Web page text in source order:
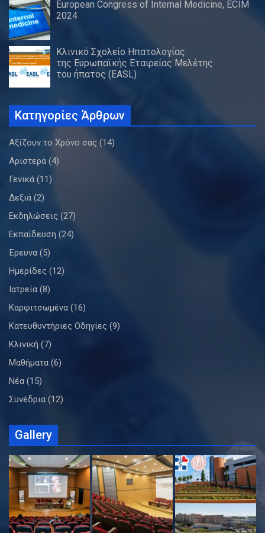
European Congress of Internal Medicine, ECIM
2024
Κλινικό Σχολείο Ηπατολογίας
της Ευρωπαϊκής Εταιρείας Μελέτης
του ήπατος (EASL)
Κατηγορίες Άρθρων
Αξίζουν το Χρόνο σας (14)
Αριστερά (4)
Γενικά (11)
Δεξιά (2)
Εκδηλώσεις (27)
Εκπαίδευση (24)
Έρευνα (5)
Ημερίδες (12)
Ιατρεία (8)
Καρφιτσωμένα (16)
Κατευθυντήριες Οδηγίες (9)
Κλινική (7)
Μαθήματα (6)
Νέα (15)
Συνέδρια (12)
Gallery